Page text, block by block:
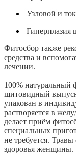
Узловой и
Гиперплазия
Фитосбор также
средства и
лечении.
100% натуральный
щитовидный
упакован в
растворяется в
делает приём
специальных
не требуется.
здоровья женщины.